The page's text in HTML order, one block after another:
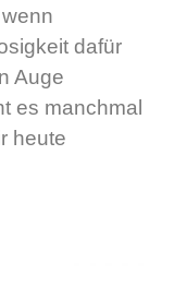
dafür
Auge
es manchmal
heute